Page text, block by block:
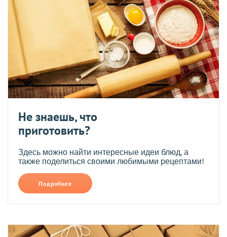
Не знаешь, что
приготовить?
Здесь можно найти интересные идеи блюд, а
также поделиться своими любимыми рецептами!
Подробнее